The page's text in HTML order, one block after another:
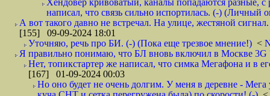
Хендовер кривоватый, каналы попадаются разные,
написал, что связь сильно испортилась. (-) (Личный
А вот такого давно не встречал. На улице, жестяной
[155] 09-09-2024 18:01
Уточняю, речь про БИ. (-) (Пока еще трезвое мнение!) <
Я правильно понимаю, что БЛ вновь включил в Москве 3G
Нет, топикстартер же написал, что симка Мегафона и в
[167] 01-09-2024 00:03
Но оно будет не очень долгим. У меня в деревне -